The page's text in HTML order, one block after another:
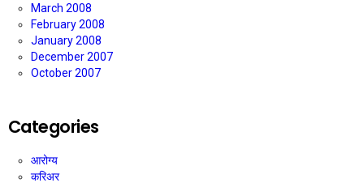
March 2008
February 2008
January 2008
December 2007
October 2007
Categories
आरोग्य
करिअर